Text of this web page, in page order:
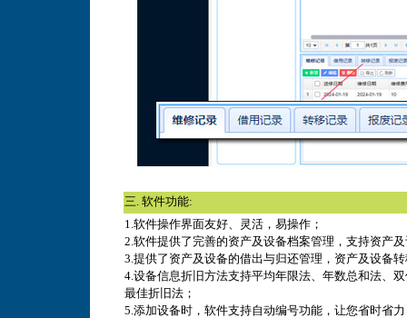
三. 软件功能:
1.软件操作界面友好、灵活，易操作；
2.软件提供了完善的资产及设备档案管理，支持资产
3.提供了资产及设备的借出与归还管理，资产及设备
4.设备信息折旧方法支持平均年限法、年数总和法、
最佳折旧法；
5.添加设备时，软件支持自动编号功能，让您省时省力